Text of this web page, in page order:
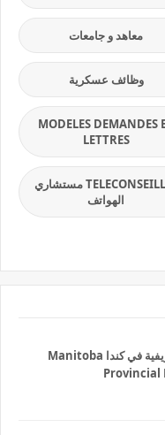
معاهد و جامعات
وظائف عسكرية
MODELES DEMANDES
LETTRES
TELECONSEILLES مستشاري
الهواتف
التسجيل للهجرة للمناطق الريفية في كندا Manitoba
Provincial